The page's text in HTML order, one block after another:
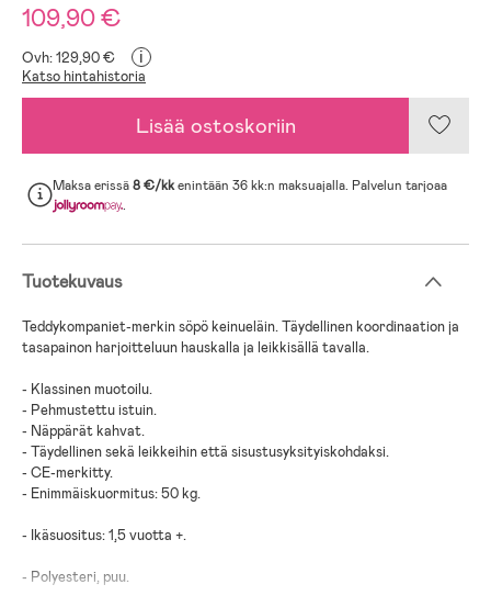
109,90 €
Ovh: 129,90 € i
Katso hintahistoria
Lisää ostoskoriin
Maksa erissä8 €/kkenintään 36 kk:n maksuajalla. Palvelun tarjoaa
.
Tuotekuvaus
Teddykompaniet-merkin söpö keinueläin. Täydellinen koordinaation ja
tasapainon harjoitteluun hauskalla ja leikkisällä tavalla.
- Klassinen muotoilu.
- Pehmustettu istuin.
- Näppärät kahvat.
- Täydellinen sekä leikkeihin että sisustusyksityiskohdaksi.
- CE-merkitty.
- Enimmäiskuormitus: 50 kg.
- Ikäsuositus: 1,5 vuotta +.
- Polyesteri, puu.